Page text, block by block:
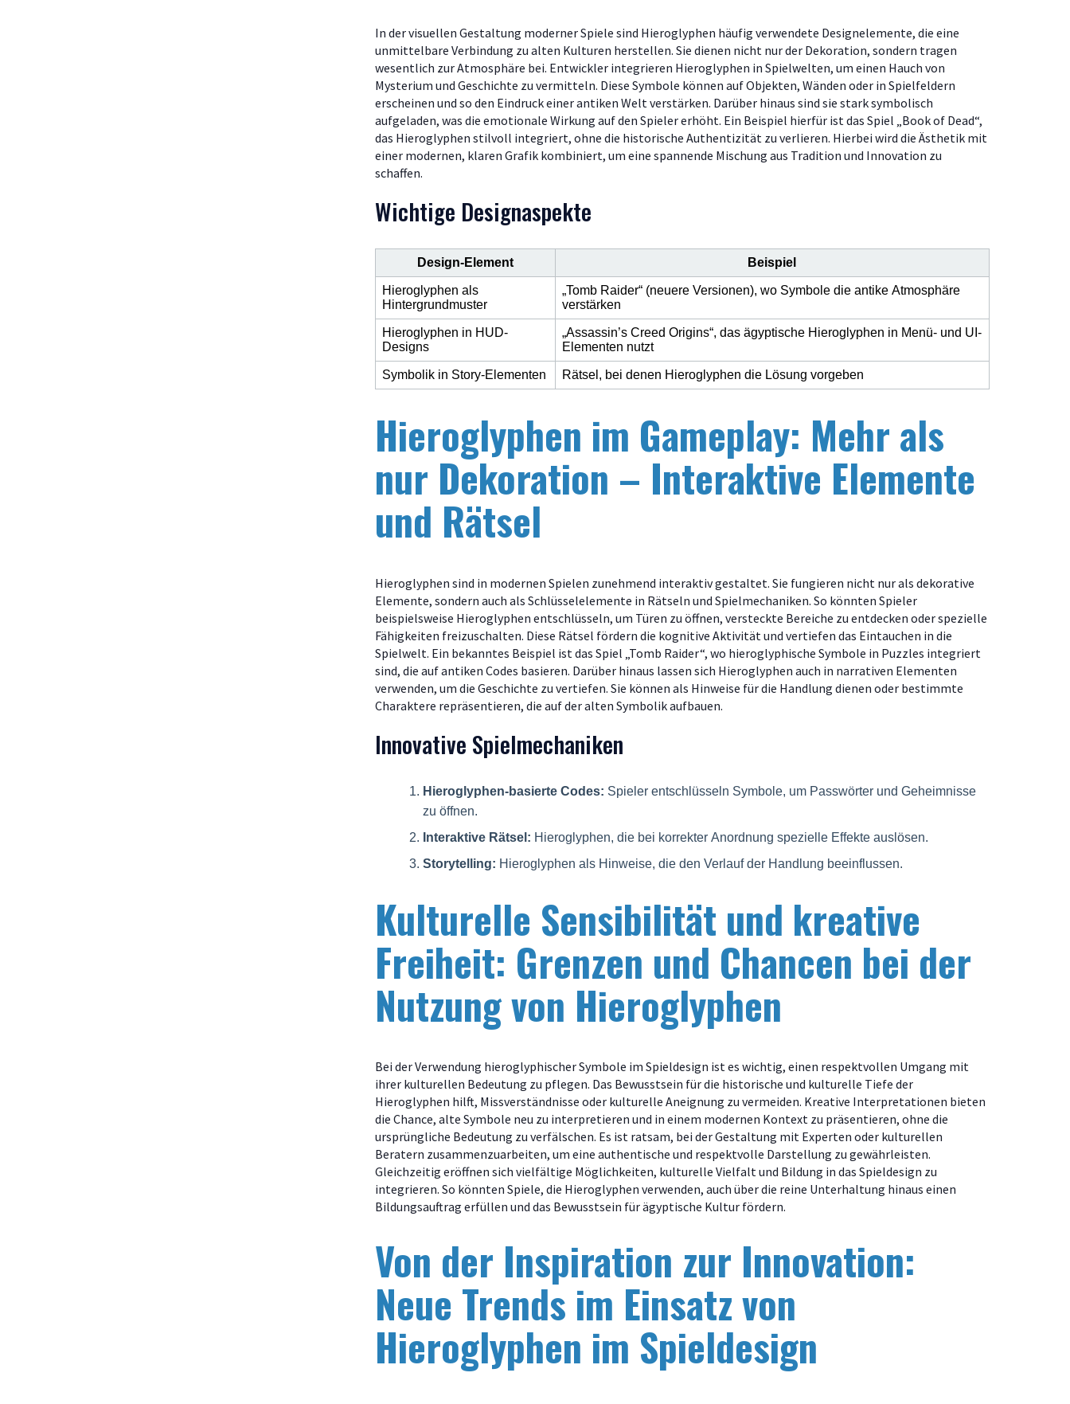
In der visuellen Gestaltung moderner Spiele sind Hieroglyphen häufig verwendete Designelemente, die eine
unmittelbare Verbindung zu alten Kulturen herstellen. Sie dienen nicht nur der Dekoration, sondern tragen
wesentlich zur Atmosphäre bei. Entwickler integrieren Hieroglyphen in Spielwelten, um einen Hauch von
Mysterium und Geschichte zu vermitteln. Diese Symbole können auf Objekten, Wänden oder in Spielfeldern
erscheinen und so den Eindruck einer antiken Welt verstärken. Darüber hinaus sind sie stark symbolisch
aufgeladen, was die emotionale Wirkung auf den Spieler erhöht. Ein Beispiel hierfür ist das Spiel „Book of Dead“,
das Hieroglyphen stilvoll integriert, ohne die historische Authentizität zu verlieren. Hierbei wird die Ästhetik mit
einer modernen, klaren Grafik kombiniert, um eine spannende Mischung aus Tradition und Innovation zu
schaffen.
Wichtige Designaspekte
Design-Element Beispiel
Hieroglyphen als
Hintergrundmuster
„Tomb Raider“ (neuere Versionen), wo Symbole die antike Atmosphäre
verstärken
Hieroglyphen in HUD-
Designs
„Assassin’s Creed Origins“, das ägyptische Hieroglyphen in Menü- und UI-
Elementen nutzt
Symbolik in Story-Elementen Rätsel, bei denen Hieroglyphen die Lösung vorgeben
Hieroglyphen im Gameplay: Mehr als
nur Dekoration – Interaktive Elemente
und Rätsel
Hieroglyphen sind in modernen Spielen zunehmend interaktiv gestaltet. Sie fungieren nicht nur als dekorative
Elemente, sondern auch als Schlüsselelemente in Rätseln und Spielmechaniken. So könnten Spieler
beispielsweise Hieroglyphen entschlüsseln, um Türen zu öffnen, versteckte Bereiche zu entdecken oder spezielle
Fähigkeiten freizuschalten. Diese Rätsel fördern die kognitive Aktivität und vertiefen das Eintauchen in die
Spielwelt. Ein bekanntes Beispiel ist das Spiel „Tomb Raider“, wo hieroglyphische Symbole in Puzzles integriert
sind, die auf antiken Codes basieren. Darüber hinaus lassen sich Hieroglyphen auch in narrativen Elementen
verwenden, um die Geschichte zu vertiefen. Sie können als Hinweise für die Handlung dienen oder bestimmte
Charaktere repräsentieren, die auf der alten Symbolik aufbauen.
Innovative Spielmechaniken
Hieroglyphen-basierte Codes: Spieler entschlüsseln Symbole, um Passwörter und Geheimnisse
zu öffnen.
Interaktive Rätsel: Hieroglyphen, die bei korrekter Anordnung spezielle Effekte auslösen.
Storytelling: Hieroglyphen als Hinweise, die den Verlauf der Handlung beeinflussen.
Kulturelle Sensibilität und kreative
Freiheit: Grenzen und Chancen bei der
Nutzung von Hieroglyphen
Bei der Verwendung hieroglyphischer Symbole im Spieldesign ist es wichtig, einen respektvollen Umgang mit
ihrer kulturellen Bedeutung zu pflegen. Das Bewusstsein für die historische und kulturelle Tiefe der
Hieroglyphen hilft, Missverständnisse oder kulturelle Aneignung zu vermeiden. Kreative Interpretationen bieten
die Chance, alte Symbole neu zu interpretieren und in einem modernen Kontext zu präsentieren, ohne die
ursprüngliche Bedeutung zu verfälschen. Es ist ratsam, bei der Gestaltung mit Experten oder kulturellen
Beratern zusammenzuarbeiten, um eine authentische und respektvolle Darstellung zu gewährleisten.
Gleichzeitig eröffnen sich vielfältige Möglichkeiten, kulturelle Vielfalt und Bildung in das Spieldesign zu
integrieren. So könnten Spiele, die Hieroglyphen verwenden, auch über die reine Unterhaltung hinaus einen
Bildungsauftrag erfüllen und das Bewusstsein für ägyptische Kultur fördern.
Von der Inspiration zur Innovation:
Neue Trends im Einsatz von
Hieroglyphen im Spieldesign